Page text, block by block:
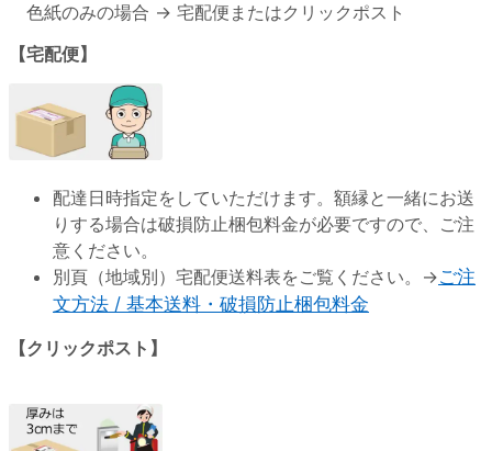
色紙のみの場合 → 宅配便またはクリックポスト
【宅配便】
配達日時指定をしていただけます。額縁と一緒にお送
りする場合は破損防止梱包料金が必要ですので、ご注
意ください。
別頁（地域別）宅配便送料表をご覧ください。→ご注
文方法 / 基本送料・破損防止梱包料金
【クリックポスト】